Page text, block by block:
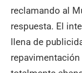
reclamando al
respuesta. El
llena de